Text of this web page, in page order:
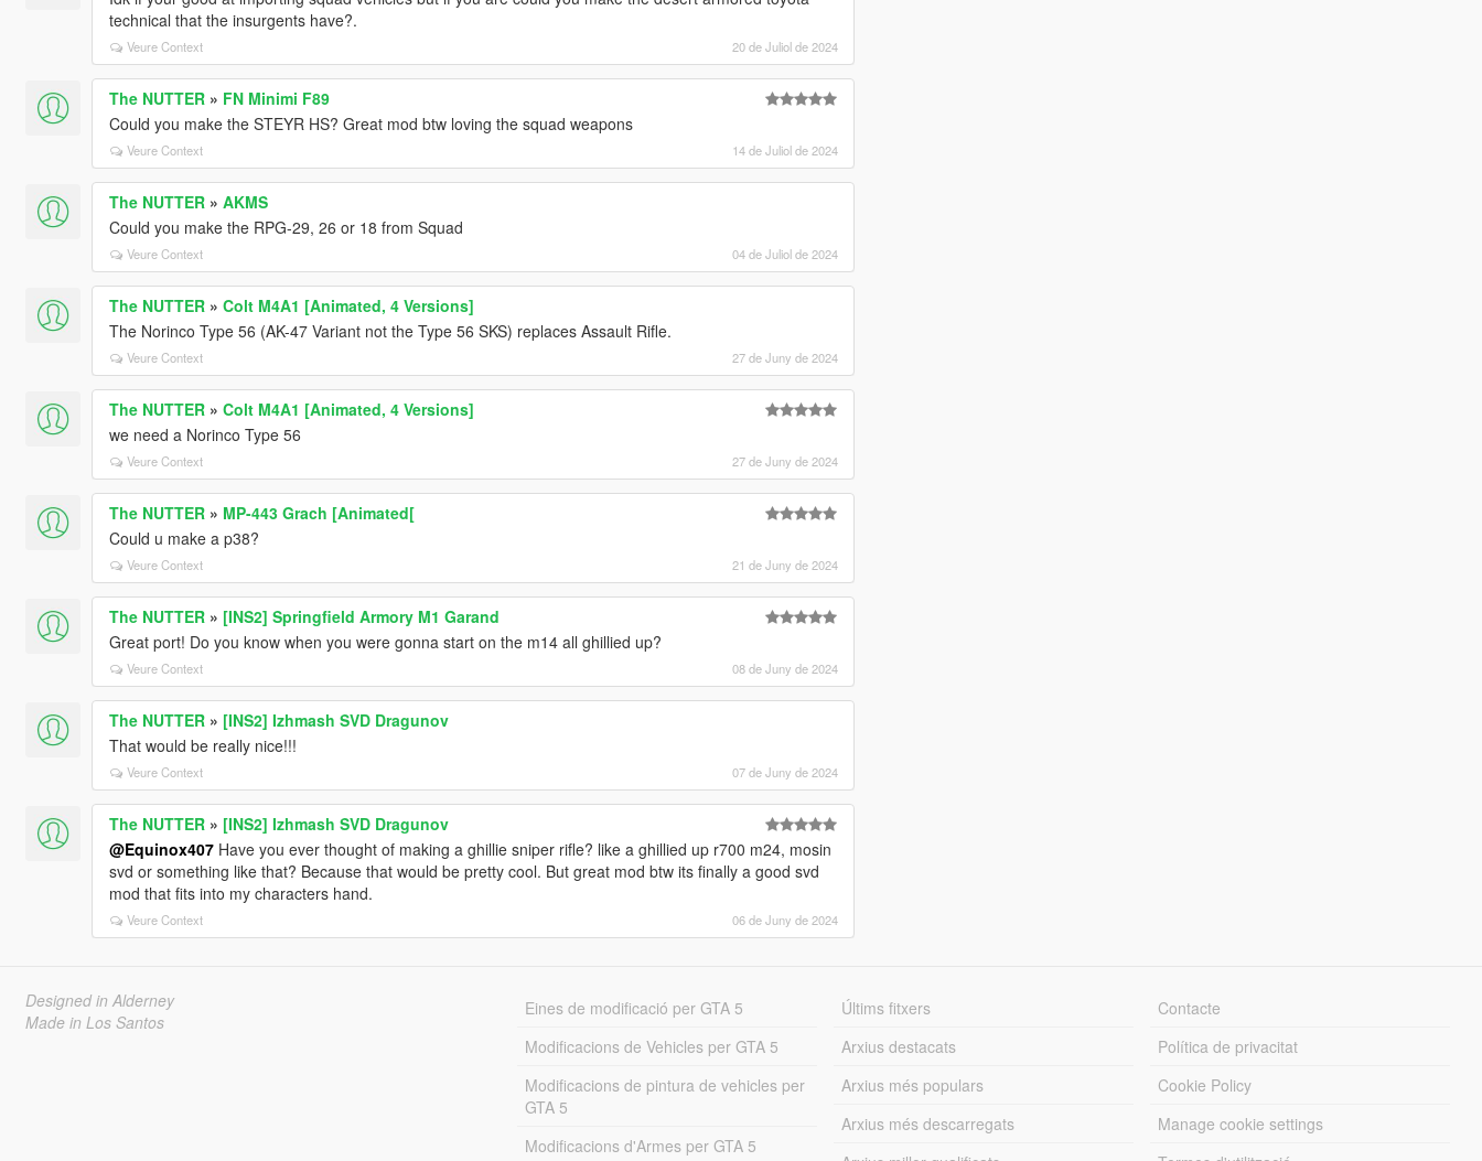
technical that the insurgents have?.
Veure Context 20 de Juliol de 2024
The NUTTER» FN Minimi F89
Could you make the STEYR HS? Great mod btw loving the squad weapons
Veure Context 14 de Juliol de 2024
The NUTTER» AKMS
Could you make the RPG-29, 26 or 18 from Squad
Veure Context 04 de Juliol de 2024
The NUTTER» Colt M4A1 [Animated, 4 Versions]
The Norinco Type 56 (AK-47 Variant not the Type 56 SKS) replaces Assault Rifle.
Veure Context 27 de Juny de 2024
The NUTTER» Colt M4A1 [Animated, 4 Versions]
we need a Norinco Type 56
Veure Context 27 de Juny de 2024
The NUTTER» MP-443 Grach [Animated[
Could u make a p38?
Veure Context 21 de Juny de 2024
The NUTTER» [INS2] Springfield Armory M1 Garand
Great port! Do you know when you were gonna start on the m14 all ghillied up?
Veure Context 08 de Juny de 2024
The NUTTER» [INS2] Izhmash SVD Dragunov
That would be really nice!!!
Veure Context 07 de Juny de 2024
The NUTTER» [INS2] Izhmash SVD Dragunov
@Equinox407Have you ever thought of making a ghillie sniper rifle? like a ghillied up r700 m24, mosin
svd or something like that? Because that would be pretty cool. But great mod btw its finally a good svd
mod that fits into my characters hand.
Veure Context 06 de Juny de 2024
Designed in Alderney
Made in Los Santos
Eines de modificació per GTA 5
Modificacions de Vehicles per GTA 5
Modificacions de pintura de vehicles per
GTA 5
Modificacions d'Armes per GTA 5
Últims fitxers
Arxius destacats
Arxius més populars
Arxius més descarregats
Contacte
Política de privacitat
Cookie Policy
Manage cookie settings